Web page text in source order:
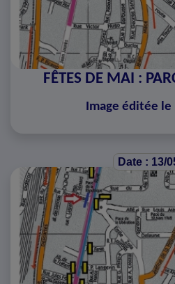
FÊTES DE MAI :
Image éditée
Date : 13/